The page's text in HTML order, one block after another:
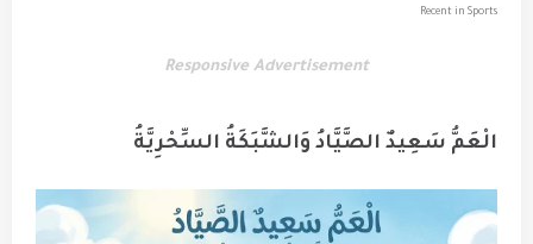
Recent in Sports
Responsive Advertisement
الْعَمُّ سَعِيدٌ الصَّيَّادُ وَالشَّبَكَةُ السِّحْرِيَّةُ